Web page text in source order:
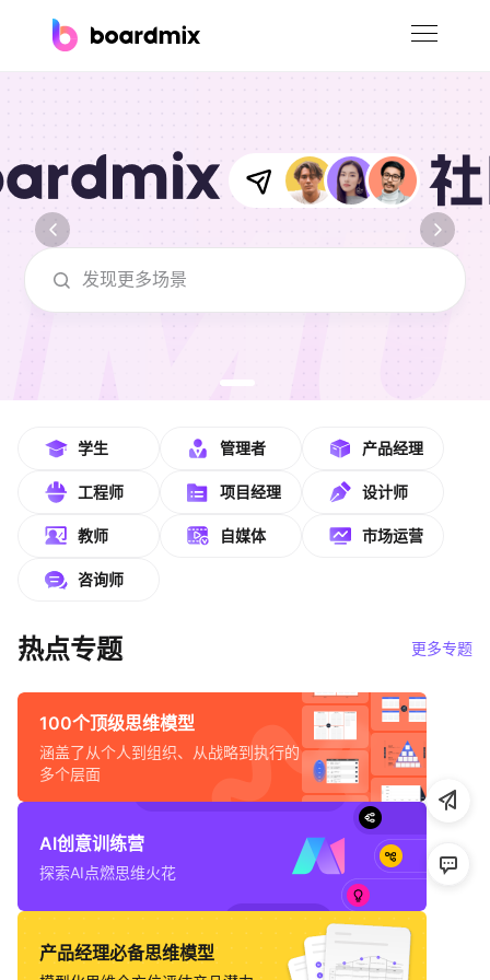
下载
企业服务
帮助中心
知识分享社区
海量原型绘制在线模板使用
学生 管理者 产品经理
工程师 项目经理 设计师
教师 自媒体 市场运营
咨询师
热点专题 更多专题
100个顶级思维模型
涵盖了从个人到组织、从战略到执行的
多个层面
AI创意训练营
探索AI点燃思维火花
产品经理必备思维模型